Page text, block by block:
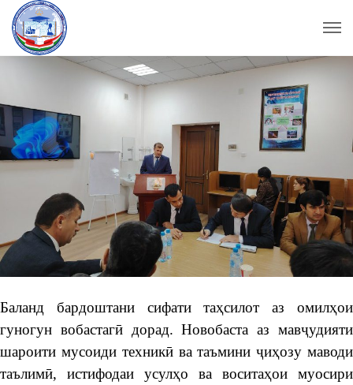
Баланд бардоштани сифати таҳсилот аз омилҳои
гуногун вобастагӣ дорад. Новобаста аз мавҷудияти
шароити мусоиди техникӣ ва таъмини ҷиҳозу маводи
таълимӣ, истифодаи усулҳо ва воситаҳои муосири